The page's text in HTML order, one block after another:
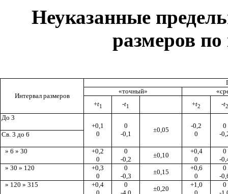
Неуказанные предель
размеров по
Интервал размеров
«точный»
+t1 -t1 +t2 -t2
До 3
+0,1
0
0
-0 ,1
±0,05
-0,2
0
0
-0
Св. 3 до 6
» 6 » 30
+0,2
0
0
-0,2
±0,10
+0,4
0
0
-
» 30 » 120
+0,3
0
0
-0,3
±0 ,1 5
+0,6
0
0
-0,
» 120 » 315
+0,4
0
±0,20
+1,0
0